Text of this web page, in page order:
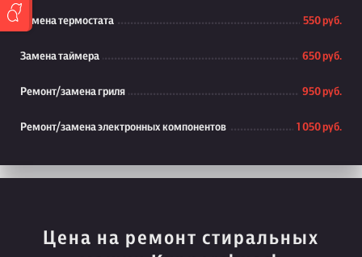
Замена термостата 550 руб.
Замена таймера 650 руб.
Ремонт/замена гриля 950 руб.
Ремонт/замена электронных компонентов 1 050 руб.
Цена на ремонт стиральных